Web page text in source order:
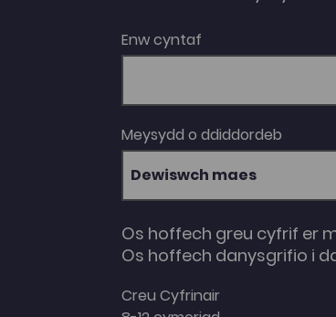
2 a 3 mewn colegau addysg bellach.
Enw cyntaf
Meysydd o ddiddordeb
Dewiswch maes
Os hoffech greu cyfrif er
Os hoffech danysgrifio i
Creu Cyfrinair